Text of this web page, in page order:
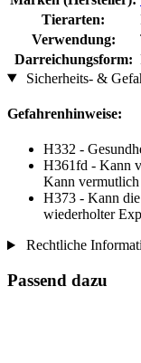
Tierarten:
Verwendung:
Darreichungsform:
Sicherheits- &
Gefahrenhinweise:
H332 -
H361fd - Kann
Kann
H373 - Kann die
wiederholter
Rechtliche
Passend dazu